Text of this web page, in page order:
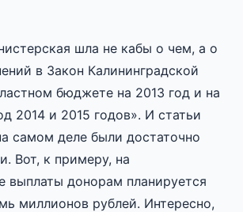
шла не кабы о чем, а о
в Закон Калининградской
бюджете на 2013 год и на
2014 и 2015 годов». И статьи
самом деле были достаточно
Вот, к примеру, на
выплаты донорам планируется
миллионов рублей. Интересно,